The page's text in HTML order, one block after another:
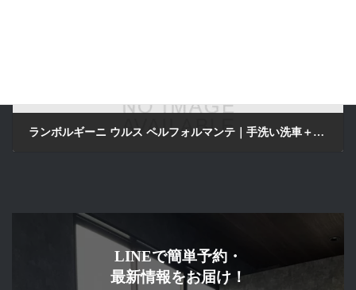
ランボルギーニ ウルス ペルフォルマンテ｜手洗い洗車＋トップコート施工｜京都府京田辺市 LustroS Auto Detailing Service 京都府京田辺市
LINEで簡単予約・
最新情報をお届け！